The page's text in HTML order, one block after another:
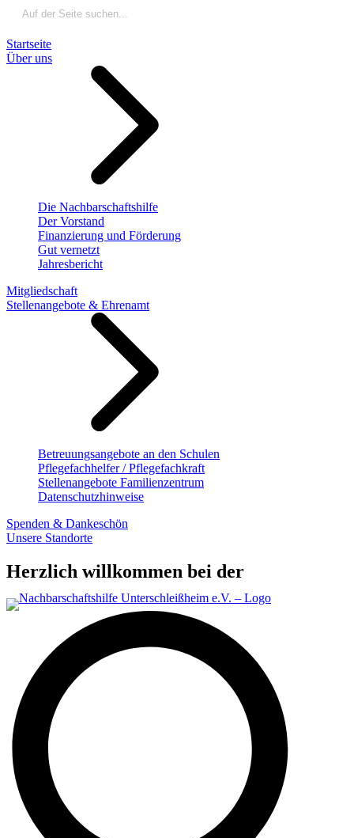
Startseite
Über uns
Die Nachbarschaftshilfe
Der Vorstand
Finanzierung und Förderung
Gut vernetzt
Jahresbericht
Mitgliedschaft
Stellenangebote & Ehrenamt
Betreuungsangebote an den Schulen
Pflegefachhelfer / Pflegefachkraft
Stellenangebote Familienzentrum
Datenschutzhinweise
Spenden & Dankeschön
Unsere Standorte
Herzlich willkommen bei der